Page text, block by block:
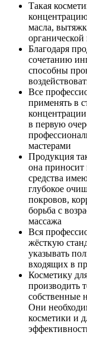
Такая
масла,
органической
Благодаря
сочетанию
способны
Все
применять в
в первую
мастерами
Продукция
она приносит
средства
глубокое
покровов,
борьба с
массажа
Вся
жёсткую
указывать
входящих в
Косметику
производить
собственные
Они
косметики и